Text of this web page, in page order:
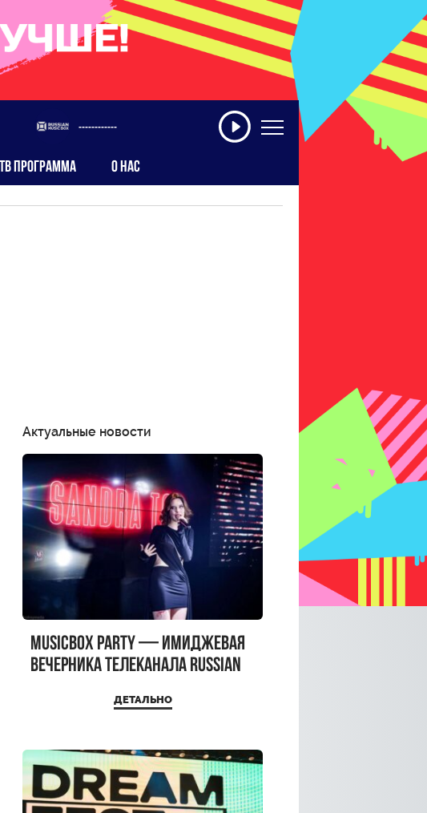
------------
ТВ ПРОГРАММА О НАС
Актуальные новости
MUSICBOX PARTY — имиджевая
вечерника телеканала RUSSIAN
ДЕТАЛЬНО